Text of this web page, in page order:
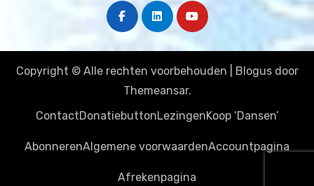
Copyright © Alle rechten voorbehouden Blogusdoor
Themeansar.
ContactDonatiebuttonLezingenKoop ‘Dansen’
AbonnerenAlgemene voorwaardenAccountpagina
Afrekenpagina